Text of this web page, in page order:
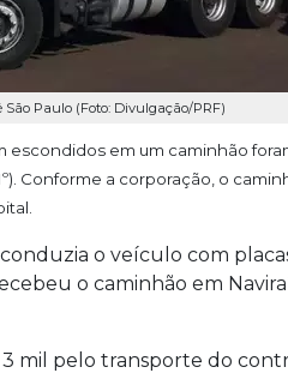
Paulo (Foto: Divulgação/PRF)
em um caminhão
Conforme a corporação, o
o veículo com
o caminhão em
mil pelo transporte do